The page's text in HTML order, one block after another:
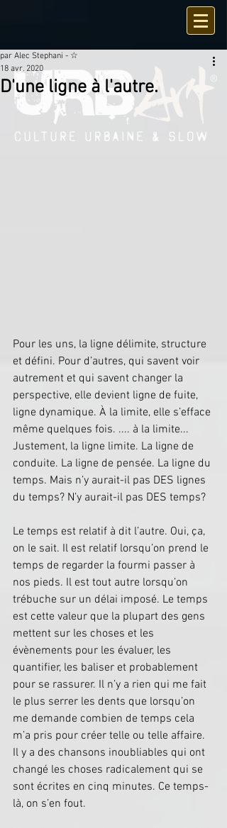
D'une ligne à l'autre.
par Alec Stephani - ☆
18 avr. 2020
Pour les uns, la ligne délimite, structure
et défini. Pour d’autres, qui savent voir
autrement et qui savent changer la
perspective, elle devient ligne de fuite,
ligne dynamique. À la limite, elle s’efface
même quelques fois. .... à la limite...
Justement, la ligne limite. La ligne de
conduite. La ligne de pensée. La ligne du
temps. Mais n’y aurait-il pas DES lignes
du temps? N’y aurait-il pas DES temps?
Le temps est relatif à dit l’autre. Oui, ça,
on le sait. Il est relatif lorsqu’on prend le
temps de regarder la fourmi passer à
nos pieds. Il est tout autre lorsqu’on
trébuche sur un délai imposé. Le temps
est cette valeur que la plupart des gens
mettent sur les choses et les
évènements pour les évaluer, les
quantifier, les baliser et probablement
pour se rassurer. Il n’y a rien qui me fait
le plus serrer les dents que lorsqu’on
me demande combien de temps cela
m’a pris pour créer telle ou telle affaire.
Il y a des chansons inoubliables qui ont
changé les choses radicalement qui se
sont écrites en cinq minutes. Ce temps-
là, on s’en fout.